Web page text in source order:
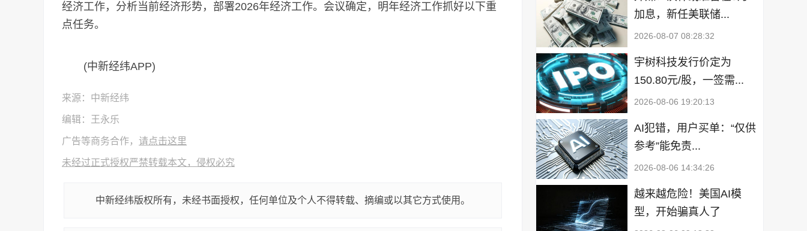
经济工作，分析当前经济形势，部署2026年经济工作。会议确定，明年经济工作抓好以下重
点任务。
(中新经纬APP)
来源：中新经纬
编辑：王永乐
广告等商务合作， 请点击这里
未经过正式授权严禁转载本文，侵权必究
中新经纬版权所有，未经书面授权，任何单位及个人不得转载、摘编或以其它方式使用。
加息，新任美联储...
2026-08-07 08:28:32
宇树科技发行价定为
150.80元/股，一签需...
2026-08-06 19:20:13
AI犯错，用户买单：“仅供
参考”能免责...
2026-08-06 14:34:26
越来越危险！美国AI模
型，开始骗真人了